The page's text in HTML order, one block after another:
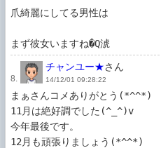
爪綺麗にしてる男性は
まず彼女いますね�Q淲
8.
チャンユー★さん
14/12/01 09:28:22
まぁさんコメありがとう(*^^*)
11月は絶好調でした(^_^)v
今年最後です。
12月も頑張りましょう(*^^*)